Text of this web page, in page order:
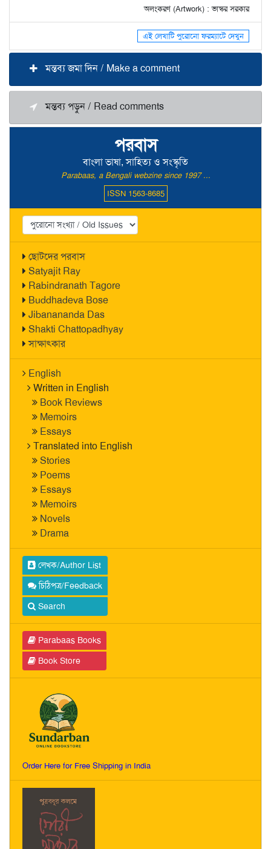
পরবাস
বাংলা ভাষা, সাহিত্য ও সংস্কৃতি
Parabaas, a Bengali webzine since 1997 ...
ISSN 1563-8685
ছোটদের পরবাস
Satyajit Ray
Rabindranath Tagore
Buddhadeva Bose
Jibanananda Das
Shakti Chattopadhyay
সাক্ষাৎকার
English
Written in English
Book Reviews
Memoirs
Essays
Translated into English
Stories
Poems
Essays
Memoirs
Novels
Drama
লেখক/Author List
চিঠিপত্র/Feedback
Search
Parabaas Books
Book Store
Order Here for Free Shipping in India
অলংকরণ (Artwork) : ভাস্কর সরকার
এই লেখাটি পুরোনো ফরম্যাটে দেখুন
মন্তব্য জমা দিন / Make a comment
মন্তব্য পড়ুন / Read comments